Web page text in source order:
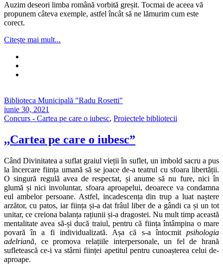
Auzim deseori limba română vorbită greșit. Tocmai de aceea vă
propunem câteva exemple, astfel încât să ne lămurim cum este
corect.
Citește mai mult...
Biblioteca Municipală "Radu Rosetti"
iunie 30, 2021
Concurs - Cartea pe care o iubesc, Proiectele bibliotecii
,,Cartea pe care o iubesc”
Când Divinitatea a suflat graiul vieții în suflet, un imbold sacru a pus
la încercare ființa umană să se joace de-a teatrul cu sfoara libertății.
O singură regulă avea de respectat, și anume să nu fure, nici în
glumă și nici involuntar, sfoara aproapelui, deoarece va condamna
eul ambelor persoane. Astfel, incadescența din trup a luat naștere
arzător, cu patos, iar ființa și-a dat frâul liber de a gândi ca și un tot
unitar, ce creiona balanța rațiunii și-a dragostei. Nu mult timp această
mentalitate avea să-și ducă traiul, pentru că ființa întâmpina o mare
povară în a fi individualizată. Așa că s-a întocmit psihologia
adelriană, ce promova relațiile interpersonale, un fel de hrană
sufletească ce-i va stârni ființei apetitul pentru cunoașterea celui de-
aproape.